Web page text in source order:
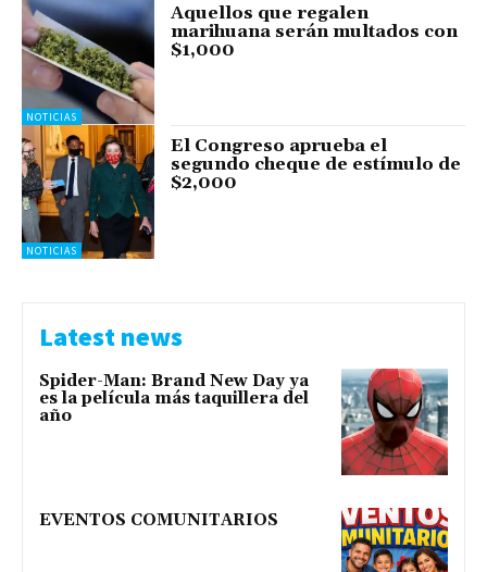
NOTICIAS
Aquellos que regalen
marihuana serán multados con
$1,000
NOTICIAS
El Congreso aprueba el
segundo cheque de estímulo de
$2,000
Latest news
Spider-Man: Brand New Day ya
es la película más taquillera del
año
EVENTOS COMUNITARIOS